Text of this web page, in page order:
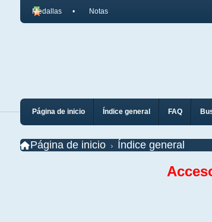
Medallas Notas
Página de inicio Índice general FAQ
Página de inicio Índice general